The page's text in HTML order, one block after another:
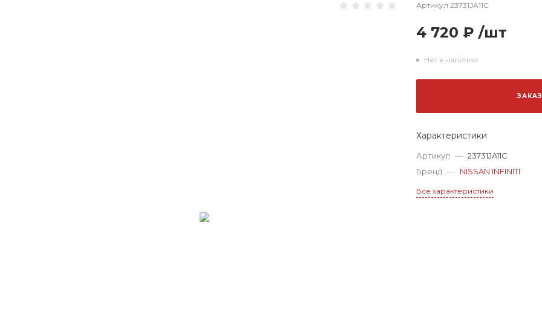
Артикул 23731JA11C
4 720 ₽ /шт
Нет в наличии
Характеристики
Артикул — 23731JA11C
Бренд — NISSAN INFINITI
Все характеристики